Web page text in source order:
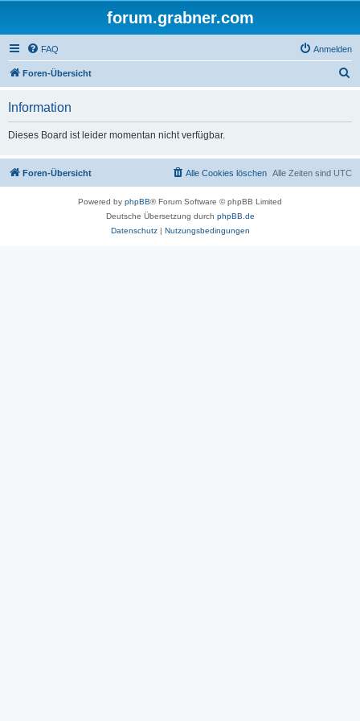
forum.grabner.com
FAQ Anmelden
Foren-Übersicht
Information
Dieses Board ist leider momentan nicht verfügbar.
Foren-Übersicht Alle Zeiten sind UTC
Alle Cookies löschen
Powered by phpBB® Forum Software © phpBB Limited
Deutsche Übersetzung durch phpBB.de
Datenschutz| Nutzungsbedingungen